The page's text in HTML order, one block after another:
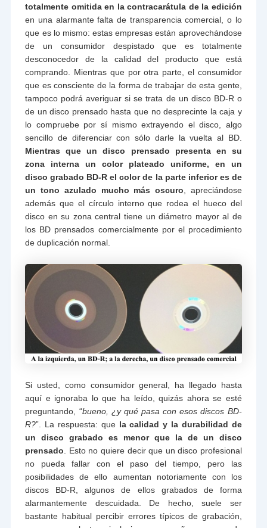
totalmente omitida en la contracarátula de la edición
en una alarmante falta de transparencia comercial, o lo
que es lo mismo: estas empresas están aprovechándose
de un consumidor despistado que es totalmente
desconocedor de la calidad del producto que está
comprando. Mientras que por otra parte, el consumidor
que es consciente de la forma de trabajar de esta gente,
tampoco podrá averiguar si se trata de un disco BD-R o
de un disco prensado hasta que no desprecinte la caja y
lo compruebe por sí mismo extrayendo el disco, algo
sencillo de diferenciar con sólo darle la vuelta al BD.
Mientras que un disco prensado presenta en su
zona interna un color plateado uniforme, en un
disco grabado BD-R el color de la parte inferior es de
un tono azulado mucho más oscuro , apreciándose
además que el círculo interno que rodea el hueco del
disco en su zona central tiene un diámetro mayor al de
los BD prensados comercialmente por el procedimiento
de duplicación normal.
Si usted, como consumidor general, ha llegado hasta
aquí e ignoraba lo que ha leído, quizás ahora se esté
preguntando, “bueno, ¿y qué pasa con esos discos BD-
R?”. La respuesta: que la calidad y la durabilidad de
un disco grabado es menor que la de un disco
prensado. Esto no quiere decir que un disco profesional
no pueda fallar con el paso del tiempo, pero las
posibilidades de ello aumentan notoriamente con los
discos BD-R, algunos de ellos grabados de forma
alarmantemente descuidada. De hecho, suele ser
bastante habitual percibir errores típicos de grabación,